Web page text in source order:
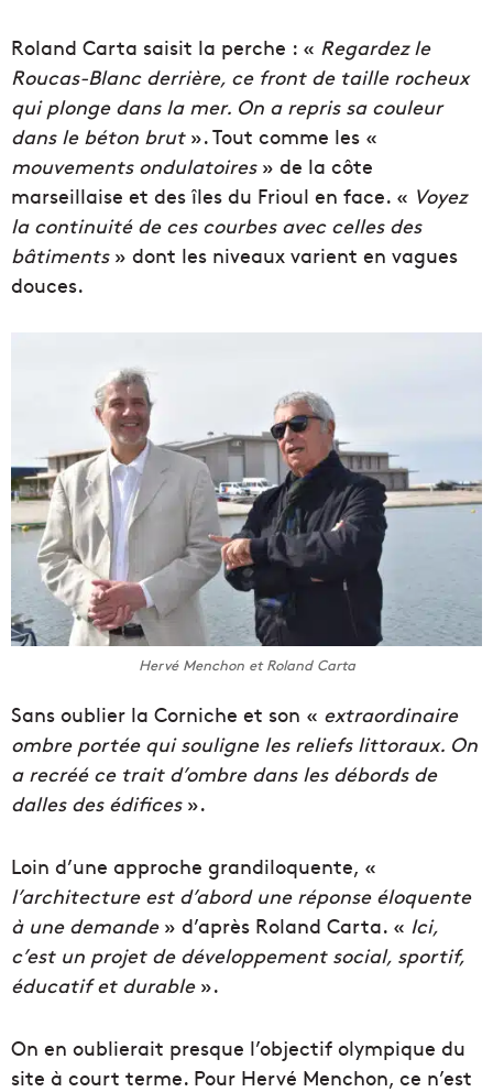
Roland Carta saisit la perche : « Regardez le
Roucas-Blanc derrière, ce front de taille rocheux
qui plonge dans la mer. On a repris sa couleur
dans le béton brut». Tout comme les «
mouvements ondulatoires» de la côte
marseillaise et des îles du Frioul en face. « Voyez
la continuité de ces courbes avec celles des
bâtiments» dont les niveaux varient en vagues
douces.
Hervé Menchon et Roland Carta
Sans oublier la Corniche et son « extraordinaire
ombre portée qui souligne les reliefs littoraux. On
a recréé ce trait d’ombre dans les débords de
dalles des édifices».
Loin d’une approche grandiloquente, «
l’architecture est d’abord une réponse éloquente
à une demande» d’après Roland Carta. « Ici,
c’est un projet de développement social, sportif,
éducatif et durable».
On en oublierait presque l’objectif olympique du
site à court terme. Pour Hervé Menchon, ce n’est